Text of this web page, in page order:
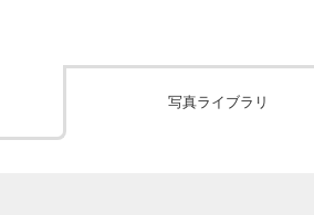
写真ライブラリ